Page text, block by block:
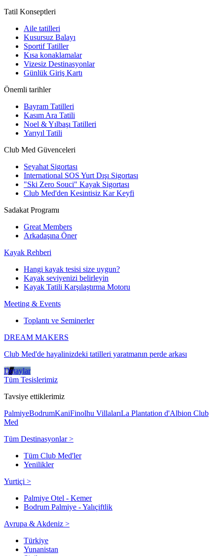
Tatil Konseptleri
Aile tatilleri
Kusursuz Balayı
Sportif Tatiller
Kısa konaklamalar
Vizesiz Destinasyonlar
Günlük Giriş Kartı
Önemli tarihler
Bayram Tatilleri
Kasım Ara Tatili
Noel & Yılbaşı Tatilleri
Yarıyıl Tatili
Club Med Güvenceleri
Seyahat Sigortası
International SOS Yurt Dışı Sigortası
"Ski Zero Souci" Kayak Sigortası
Club Med'den Kesintisiz Kar Keyfi
Sadakat Programı
Great Members
Arkadaşına Öner
Kayak Rehberi
Hangi kayak tesisi size uygun?
Kayak seviyenizi belirleyin
Kayak Tatili Karşılaştırma Motoru
Meeting & Events
Toplantı ve Seminerler
DREAM MAKERS
Club Med'de hayalinizdeki tatilleri yaratmanın perde arkası
Detaylar
Tüm Tesislerimiz
Tavsiye ettiklerimiz
PalmiyeBodrumKaniFinolhu VillalarıLa Plantation d'Albion Club
Med
Tüm Destinasyonlar >
Tüm Club Med'ler
Yenilikler
Yurtiçi >
Palmiye Otel - Kemer
Bodrum Palmiye - Yalıçiftlik
Avrupa & Akdeniz >
Türkiye
Yunanistan